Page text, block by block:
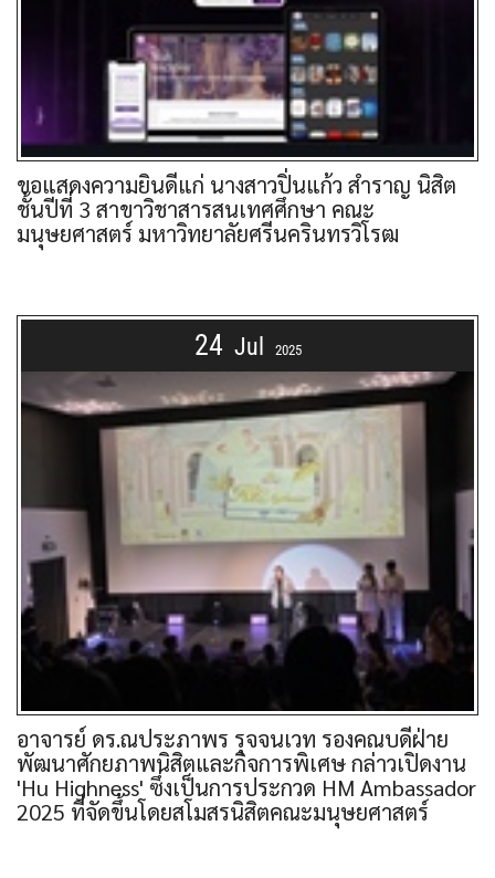
ขอแสดงความยินดีแก่ นางสาวปิ่นแก้ว สำราญ นิสิต
ชั้นปีที่ 3 สาขาวิชาสารสนเทศศึกษา คณะ
มนุษยศาสตร์ มหาวิทยาลัยศรีนครินทรวิโรฒ
24 Jul 2025
อาจารย์ ดร.ณประภาพร รุจจนเวท รองคณบดีฝ่าย
พัฒนาศักยภาพนิสิตและกิจการพิเศษ กล่าวเปิดงาน
'Hu Highness' ซึ่งเป็นการประกวด HM Ambassador
2025 ที่จัดขึ้นโดยสโมสรนิสิตคณะมนุษยศาสตร์